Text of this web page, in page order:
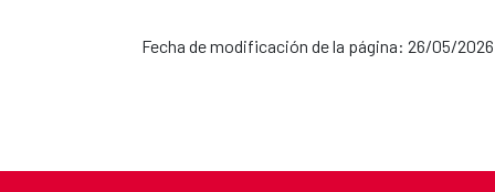
Fecha de modificación de la página: 26/05/2026